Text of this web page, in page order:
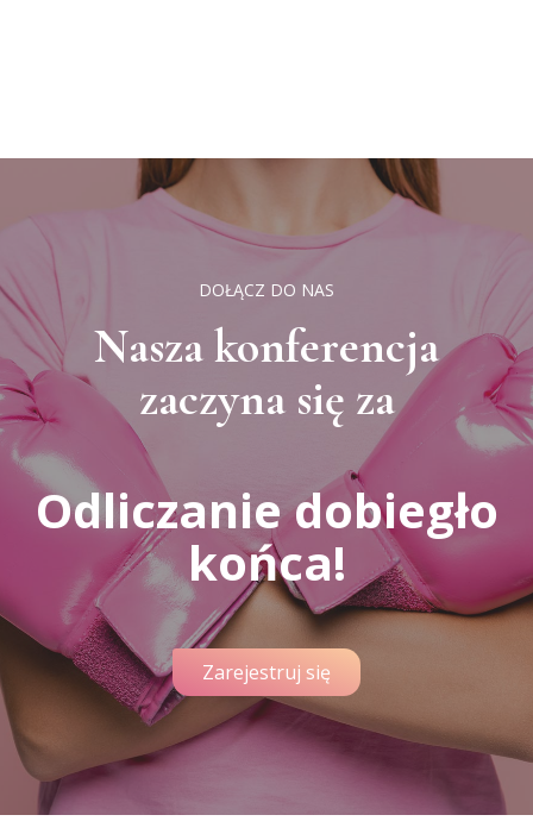
DOŁĄCZ DO NAS
Nasza konferencja
zaczyna się za
Odliczanie dobiegło
końca!
Zarejestruj się